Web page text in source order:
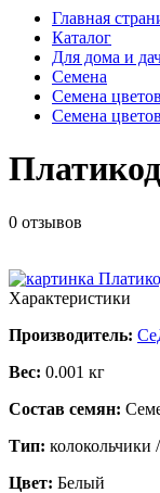
Главная
Каталог
Для дома и
Семена
Семена цветов
Семена
0 отзывов
Характеристики
Производитель:
Вес: 0.001 кг
Состав семян:
Тип: колокольчики
Цвет: Белый